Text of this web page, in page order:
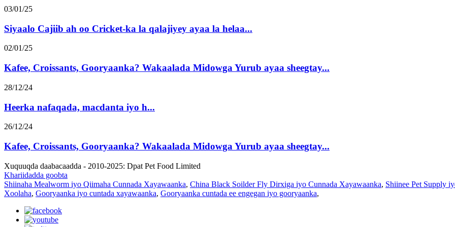
03/01/25
Siyaalo Cajiib ah oo Cricket-ka la qalajiyey ayaa la helaa...
02/01/25
Kafee, Croissants, Gooryaanka? Wakaalada Midowga Yurub ayaa sheegtay...
28/12/24
Heerka nafaqada, macdanta iyo h...
26/12/24
Kafee, Croissants, Gooryaanka? Wakaalada Midowga Yurub ayaa sheegtay...
Xuquuqda daabacaadda - 2010-2025: Dpat Pet Food Limited
Khariidadda goobta
Shiinaha Mealworm iyo Qiimaha Cunnada Xayawaanka, China Black Soilder Fly Dirxiga iyo Cunnada Xayawaanka, Shiinee Pet Supply
Xoolaha, Gooryaanka iyo cuntada xayawaanka, Gooryaanka cuntada ee engegan iyo gooryaanka,